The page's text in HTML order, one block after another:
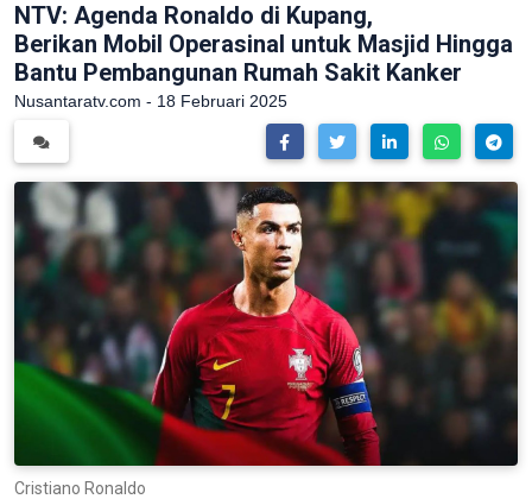
NTV: Agenda Ronaldo di Kupang,
Berikan Mobil Operasinal untuk Masjid Hingga
Bantu Pembangunan Rumah Sakit Kanker
Nusantaratv.com - 18 Februari 2025
Cristiano Ronaldo